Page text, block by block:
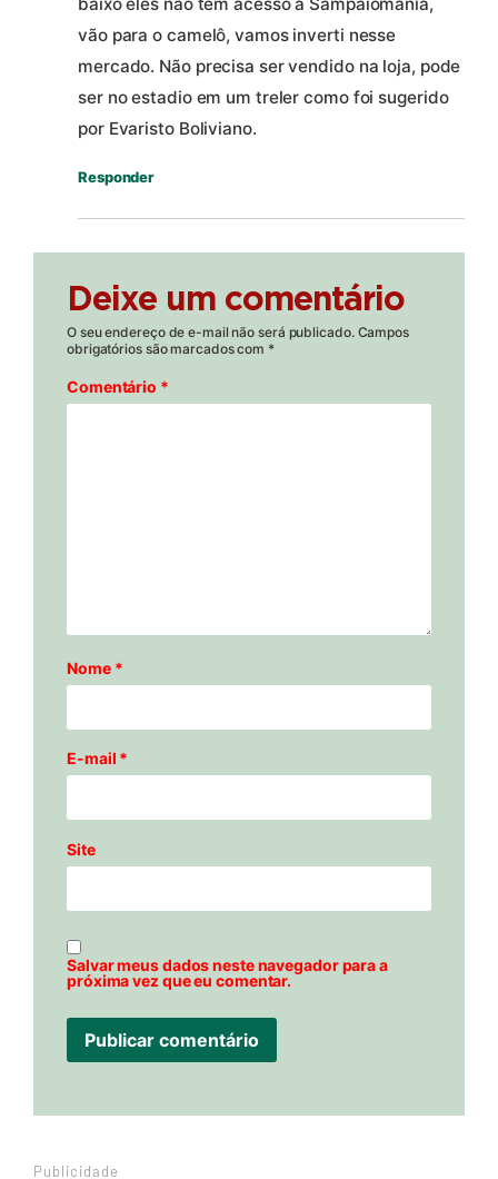
vão para o camelô, vamos inverti nesse
mercado. Não precisa ser vendido na loja, pode
ser no estadio em um treler como foi sugerido
por Evaristo Boliviano.
Responder
Deixe um comentário
O seu endereço de e-mail não será publicado. Campos
obrigatórios são marcados com *
Comentário *
Nome *
E-mail *
Site
Salvar meus dados neste navegador para a
próxima vez que eu comentar.
Publicidade